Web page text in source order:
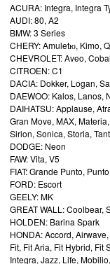
ACURA: Integra, Integra
AUDI: 80, A2
BMW: 3 Series
CHERY: Amuletю, Kimo,
CHEVROLET: Aveo,
CITROEN: C1
DACIA: Dokker, Logan,
DAEWOO: Kalos, Lanos,
DAIHATSU: Applause,
Gran Move, MAX,
Sirion, Sonica, Storia,
DODGE: Neon
FAW: Vita, V5
FIAT: Grande Punto, Punto
FORD: Escort
GEELY: MK
GREAT WALL: Coolbear,
HOLDEN: Barina Spark
HONDA: Accord,
Fit, Fit Aria, Fit Hybrid, Fit
Integra, Jazz, Life,